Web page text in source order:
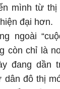
mình từ
đại hơn.
ngoài
còn chỉ là
đang dần
dân đô thị